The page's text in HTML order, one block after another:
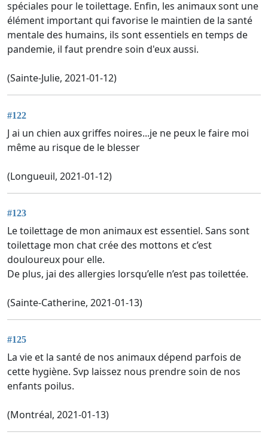
spéciales pour le toilettage. Enfin, les animaux sont une
élément important qui favorise le maintien de la santé
mentale des humains, ils sont essentiels en temps de
pandemie, il faut prendre soin d'eux aussi.
(Sainte-Julie, 2021-01-12)
#122
J ai un chien aux griffes noires...je ne peux le faire moi
même au risque de le blesser
(Longueuil, 2021-01-12)
#123
Le toilettage de mon animaux est essentiel. Sans sont
toilettage mon chat crée des mottons et c’est
douloureux pour elle.
De plus, jai des allergies lorsqu’elle n’est pas toilettée.
(Sainte-Catherine, 2021-01-13)
#125
La vie et la santé de nos animaux dépend parfois de
cette hygiène. Svp laissez nous prendre soin de nos
enfants poilus.
(Montréal, 2021-01-13)